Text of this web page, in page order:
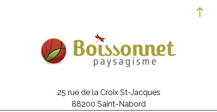
25 rue de la Croix St-Jacques
88200 Saint-Nabord